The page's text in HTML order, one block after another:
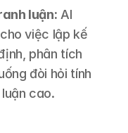
luận: AI
việc lập kế
phân tích
đòi hỏi tính
cao.